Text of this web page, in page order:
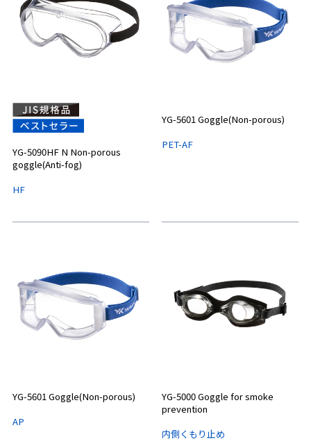
YG-5090HF N Non-porous
goggle(Anti-fog)
HF
YG-5601 Goggle(Non-porous)
PET-AF
YG-5601 Goggle(Non-porous)
AP
YG-5000 Goggle for smoke
prevention
内側くもり止め